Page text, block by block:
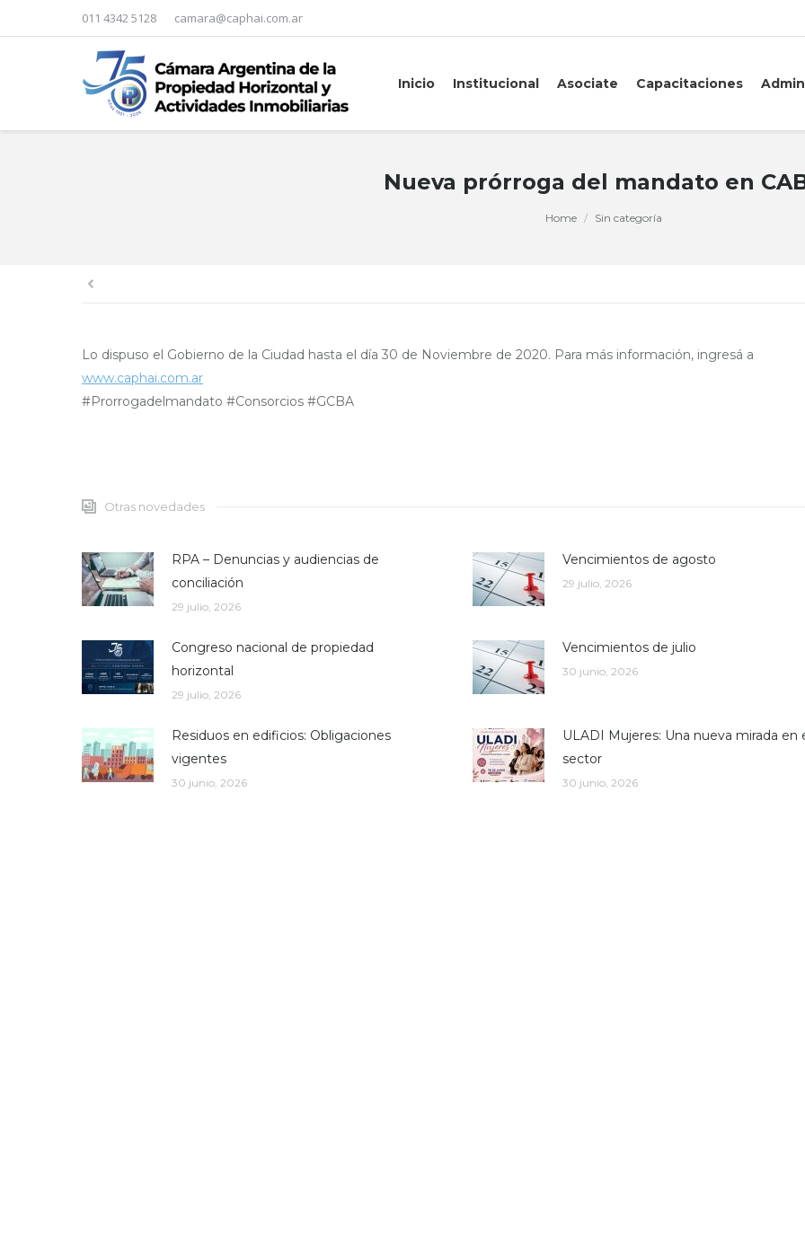
011 4342 5128 camara@caphai.com.ar
Inicio Institucional Asociate Capacitaciones
Nueva prórroga del mandato en
Home Sin categoría
Lo dispuso el Gobierno de la Ciudad hasta el día 30 de Noviembre de 2020. Para más información, ingresá a
www.caphai.com.ar
#Prorrogadelmandato #Consorcios #GCBA
Otras novedades
RPA – Denuncias y audiencias de
conciliación
29 julio, 2026
Vencimientos de agosto
29 julio, 2026
Congreso nacional de propiedad
horizontal
29 julio, 2026
Vencimientos de julio
30 junio, 2026
Residuos en edificios: Obligaciones
vigentes
30 junio, 2026
ULADI Mujeres: Una nueva mirada en
sector
30 junio, 2026